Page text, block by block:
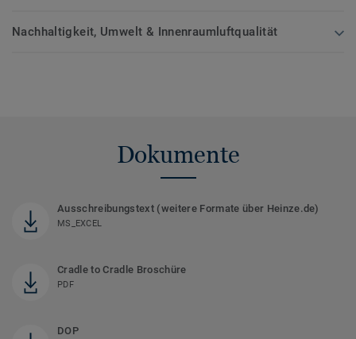
Nachhaltigkeit, Umwelt & Innenraumluftqualität
Dokumente
Ausschreibungstext (weitere Formate über Heinze.de)
MS_EXCEL
Cradle to Cradle Broschüre
PDF
DOP